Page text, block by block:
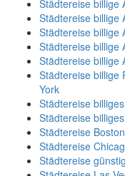
Städtereise billige
Städtereise billige
Städtereise billige
Städtereise billige
Städtereise billige
Städtereise billige
York
Städtereise
Städtereise
Städtereise Boston
Städtereise
Städtereise